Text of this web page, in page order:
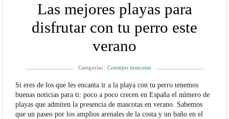
Las mejores playas para
disfrutar con tu perro este
verano
Categorías : Consejos mascotas
Si eres de los que les encanta ir a la playa con tu perro tenemos
buenas noticias para ti: poco a poco crecen en España el número de
playas que admiten la presencia de mascotas en verano. Sabemos
que un paseo por los amplios arenales de la costa y un baño en el